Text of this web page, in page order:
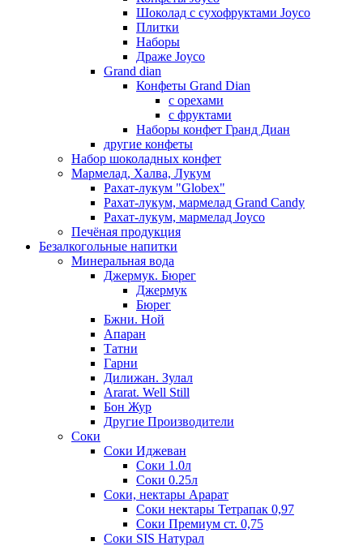
Шоколад с сухофруктами Joyco
Плитки
Наборы
Драже Joyco
Grand dian
Конфеты Grand Dian
с орехами
с фруктами
Наборы конфет Гранд Диан
другие конфеты
Набор шоколадных конфет
Мармелад, Халва, Лукум
Рахат-лукум "Globex"
Рахат-лукум, мармелад Grand Candy
Рахат-лукум, мармелад Joyco
Печёная продукция
Безалкогольные напитки
Минеральная вода
Джермук. Бюрег
Джермук
Бюрег
Бжни. Ной
Апаран
Татни
Гарни
Дилижан. Зулал
Ararat. Well Still
Бон Жур
Другие Производители
Соки
Соки Иджеван
Соки 1.0л
Соки 0.25л
Соки, нектары Арарат
Соки нектары Тетрапак 0,97
Соки Премиум ст. 0,75
Соки SIS Натурал